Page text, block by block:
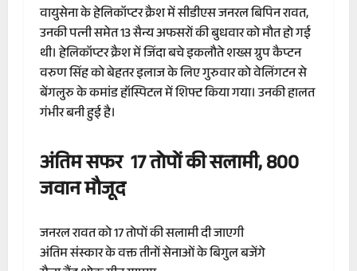
वायुसेना के हेलिकॉप्टर क्रैश में सीडीएस जनरल बिपिन रावत,
उनकी पत्नी समेत 13 सैन्य अफसरों की बुधवार को मौत हो गई
थी। हेलिकॉप्टर क्रैश में जिंदा बचे इकलौते शख्स ग्रुप कैप्टन
वरुण सिंह को बेहतर इलाज के लिए गुरुवार को वेलिंगटन से
बेंगलुरु के कमांड हॉस्पिटल में शिफ्ट किया गया। उनकी हालत
गंभीर बनी हुई है।
अंतिम सफर 17 तोपों की सलामी, 800
जवान मौजूद
जनरल रावत को 17 तोपों की सलामी दी जाएगी
अंतिम संस्कार के वक्त तीनों सेनाओं के बिगुल बजेंगे